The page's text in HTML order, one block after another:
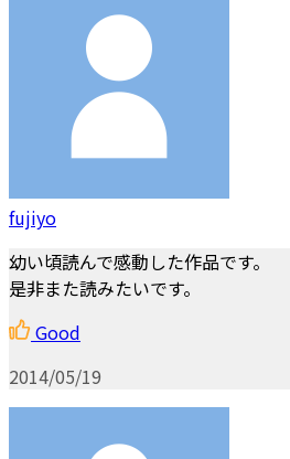
fujiyo
幼い頃読んで感動した作品です。
是非また読みたいです。
Good
2014/05/19